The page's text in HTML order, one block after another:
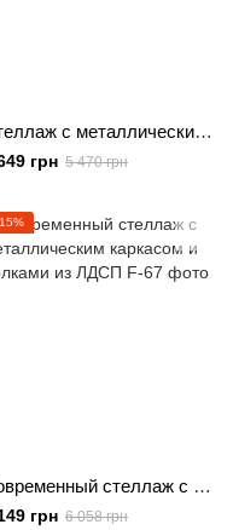
Стеллаж с металлическим каркасом и 10 полками из ЛДСП
грн 5 470 грн
Современный стеллаж с металлическим каркасом и полками из ЛДСП
грн 6 058 грн